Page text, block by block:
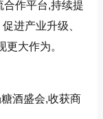
作平台,持续提
进产业升级、
大作为。
酒盛会,收获商